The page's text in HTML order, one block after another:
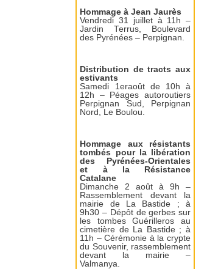
Hommage à Jean Jaurès
Vendredi 31 juillet à 11h –
Jardin Terrus, Boulevard
des Pyrénées – Perpignan.
Distribution de tracts aux
estivants
Samedi 1eraoût de 10h à
12h – Péages autoroutiers
Perpignan Sud, Perpignan
Nord, Le Boulou.
Hommage aux résistants
tombés pour la libération
des Pyrénées-Orientales
et à la Résistance
Catalane
Dimanche 2 août à 9h –
Rassemblement devant la
mairie de La Bastide ; à
9h30 – Dépôt de gerbes sur
les tombes Guérilleros au
cimetière de La Bastide ; à
11h – Cérémonie à la crypte
du Souvenir, rassemblement
devant la mairie –
Valmanya.